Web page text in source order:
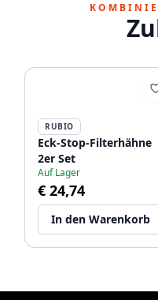
RUBIO
Eck-Stop-Filterhähne
2er Set
Auf Lager
€ 24,74
In den Warenkorb